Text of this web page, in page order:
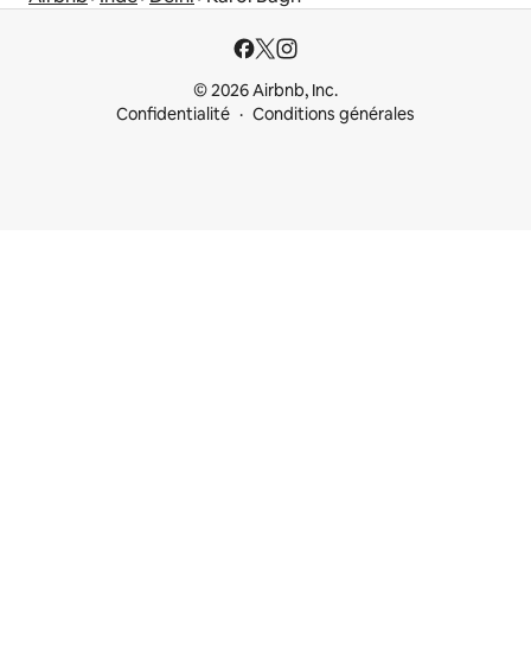
© 2026 Airbnb, Inc.
Confidentialité
Conditions générales